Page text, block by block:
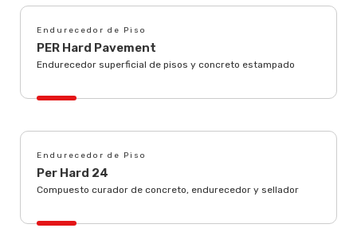
Endurecedor de Piso
PER Hard Pavement
Endurecedor superficial de pisos y concreto estampado
Endurecedor de Piso
Per Hard 24
Compuesto curador de concreto, endurecedor y sellador